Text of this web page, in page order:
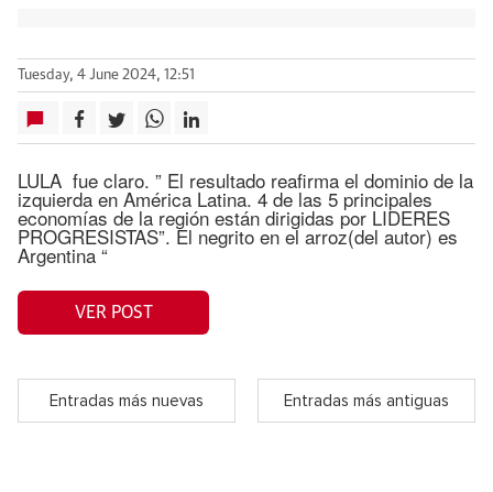
Tuesday, 4 June 2024, 12:51
LULA fue claro. ” El resultado reafirma el dominio de la
izquierda en América Latina. 4 de las 5 principales
economías de la región están dirigidas por LIDERES
PROGRESISTAS”. El negrito en el arroz(del autor) es
Argentina “
VER POST
Entradas más nuevas Entradas más antiguas